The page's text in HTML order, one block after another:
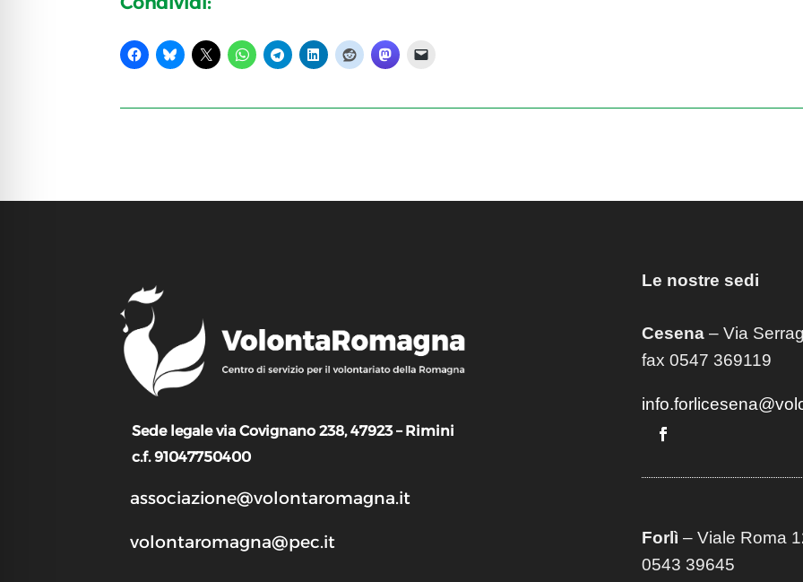
Sede legale via Covignano 238, 47923 – Rimini
c.f. 91047750400
associazione@volontaromagna.it
volontaromagna@pec.it
Le nostre sedi
Cesena– Via
fax 0547 369119
Forlì – Viale Roma
0543 39645